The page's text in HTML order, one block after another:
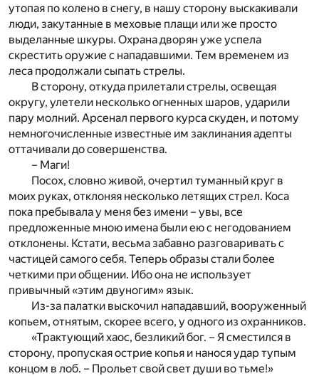
утопая по колено в снегу, в нашу сторону выскакивали
люди, закутанные в меховые плащи или же просто
выделанные шкуры. Охрана дворян уже успела
скрестить оружие с нападавшими. Тем временем из
леса продолжали сыпать стрелы.
В сторону, откуда прилетали стрелы, освещая
округу, улетели несколько огненных шаров, ударили
пару молний. Арсенал первого курса скуден, и потому
немногочисленные известные им заклинания адепты
оттачивали до совершенства.
– Маги!
Посох, словно живой, очертил туманный круг в
моих руках, отклоняя несколько летящих стрел. Коса
пока пребывала у меня без имени – увы, все
предложенные мною имена были ею с негодованием
отклонены. Кстати, весьма забавно разговаривать с
частицей самого себя. Теперь образы стали более
четкими при общении. Ибо она не использует
привычный «этим двуногим» язык.
Из-за палатки выскочил нападавший, вооруженный
копьем, отнятым, скорее всего, у одного из охранников.
«Трактующий хаос, безликий бог. – Я сместился в
сторону, пропуская острие копья и нанося удар тупым
концом в лоб. – Прольет свой свет души во тьме!»